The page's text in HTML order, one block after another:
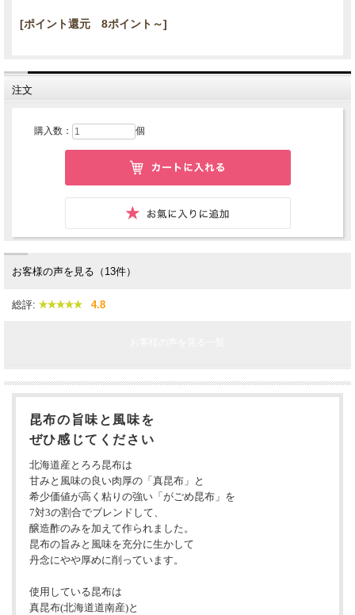
[ポイント還元 8ポイント～]
注文
購入数： 個
お客様の声を見る（13件）
総評: 4.8
昆布の旨味と風味を
ぜひ感じてください
北海道産とろろ昆布は
甘みと風味の良い肉厚の「真昆布」と
希少価値が高く粘りの強い「がごめ昆布」を
7対3の割合でブレンドして、
醸造酢のみを加えて作られました。
昆布の旨みと風味を充分に生かして
丹念にやや厚めに削っています。
使用している昆布は
真昆布(北海道道南産)と